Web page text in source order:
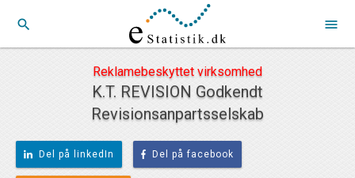
search menu
Reklamebeskyttet virksomhed
K.T. REVISION Godkendt
Revisionsanpartsselskab
Del på linkedIn Del på facebook